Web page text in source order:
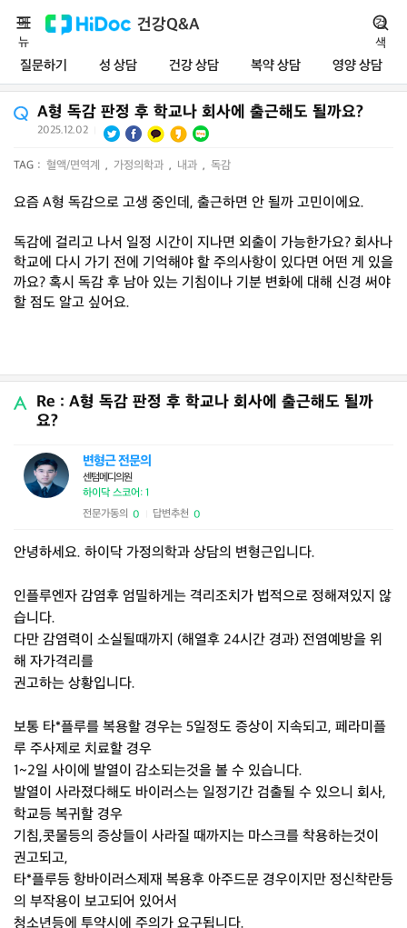
건강Q&A
질문하기 성 상담 건강 상담 복약 상담 영양 상담
메
뉴
검
색
A형 독감 판정 후 학교나 회사에 출근해도 될까요?
2025.12.02
TAG : 혈액/면역계 , 가정의학과 , 내과 , 독감
요즘 A형 독감으로 고생 중인데, 출근하면 안 될까 고민이에요.
독감에 걸리고 나서 일정 시간이 지나면 외출이 가능한가요? 회사나
학교에 다시 가기 전에 기억해야 할 주의사항이 있다면 어떤 게 있을
까요? 혹시 독감 후 남아 있는 기침이나 기분 변화에 대해 신경 써야
할 점도 알고 싶어요.
Re : A형 독감 판정 후 학교나 회사에 출근해도 될까
요?
변형근 전문의
센텀메디의원
하이닥 스코어: 1
전문가동의 0 답변추천 0
안녕하세요. 하이닥 가정의학과 상담의 변형근입니다.
인플루엔자 감염후 엄밀하게는 격리조치가 법적으로 정해져있지 않
습니다.
다만 감염력이 소실될때까지 (해열후 24시간 경과) 전염예방을 위
해 자가격리를
권고하는 상황입니다.
보통 타*플루를 복용할 경우는 5일정도 증상이 지속되고, 페라미플
루 주사제로 치료할 경우
1~2일 사이에 발열이 감소되는것을 볼 수 있습니다.
발열이 사라졌다해도 바이러스는 일정기간 검출될 수 있으니 회사,
학교등 복귀할 경우
기침,콧물등의 증상들이 사라질 때까지는 마스크를 착용하는것이
권고되고,
타*플루등 항바이러스제재 복용후 아주드문 경우이지만 정신착란등
의 부작용이 보고되어 있어서
청소년등에 투약시에 주의가 요구됩니다.